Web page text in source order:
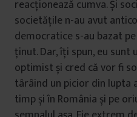
reacționează cumva. Și
societățile n-au avut
democratice s-au bazat
ținut. Dar, îți spun, eu sunt
optimist și cred că vor fi
târâind un picior din lupta
timp și în România și pe